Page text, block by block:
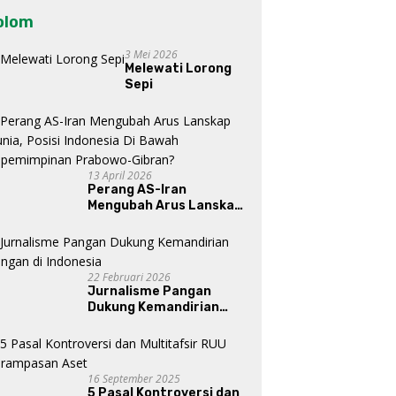
3 Mei 2026
Melewati Lorong
Sepi
13 April 2026
Perang AS-Iran
Mengubah Arus Lanskap
Bawah Kepemimpinan
Prabowo-Gibran?
22 Februari 2026
Jurnalisme Pangan
Dukung Kemandirian
16 September 2025
5 Pasal Kontroversi dan